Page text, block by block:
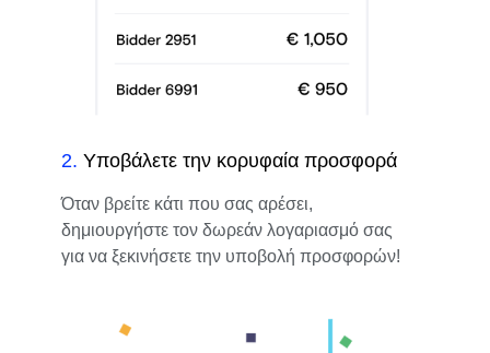
2. Υποβάλετε την κορυφαία προσφορά
Όταν βρείτε κάτι που σας αρέσει,
δημιουργήστε τον δωρεάν λογαριασμό σας
για να ξεκινήσετε την υποβολή προσφορών!